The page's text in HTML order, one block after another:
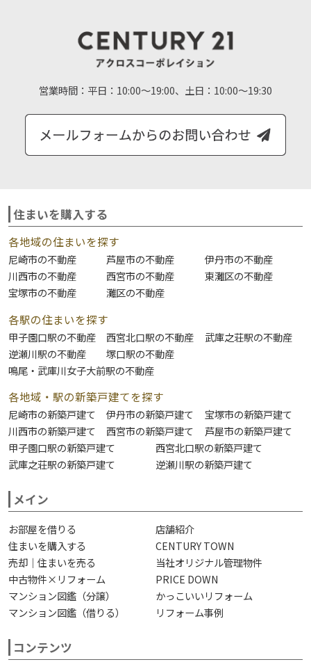
営業時間： 平日：10:00～19:00、土日：10:00～19:30
住まいを購入する
各地域の住まいを探す
尼崎市の不動産 芦屋市の不動産
伊丹市の不動産
川西市の不動産
西宮市の不動産
東灘区の不動産
宝塚市の不動産
灘区の不動産
各駅の住まいを探す
甲子園口駅の不動産 西宮北口駅の不動産
武庫之荘駅の不動産
逆瀬川駅の不動産
塚口駅の不動産
鳴尾・武庫川女子大前駅の不動産
各地域・駅の新築戸建てを探す
尼崎市の新築戸建て 伊丹市の新築戸建て
宝塚市の新築戸建て
川西市の新築戸建て
西宮市の新築戸建て
芦屋市の新築戸建て
甲子園口駅の新築戸建て
西宮北口駅の新築戸建て
武庫之荘駅の新築戸建て
逆瀬川駅の新築戸建て
メイン
お部屋を借りる
店舗紹介
住まいを購入する
CENTURY TOWN
売却｜住まいを売る
当社オリジナル管理物件
中古物件×リフォーム
PRICE DOWN
マンション図鑑（分譲）
かっこいいリフォーム
マンション図鑑（借りる）
リフォーム事例
コンテンツ